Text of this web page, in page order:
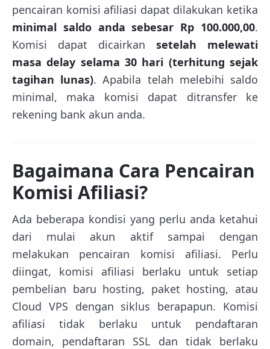
pencairan komisi afiliasi dapat dilakukan ketika
minimal saldo anda sebesar Rp 100.000,00.
Komisi dapat dicairkan setelah melewati
masa delay selama 30 hari (terhitung sejak
tagihan lunas). Apabila telah melebihi saldo
minimal, maka komisi dapat ditransfer ke
rekening bank akun anda.
Bagaimana Cara Pencairan
Komisi Afiliasi?
Ada beberapa kondisi yang perlu anda ketahui
dari mulai akun aktif sampai dengan
melakukan pencairan komisi afiliasi. Perlu
diingat, komisi afiliasi berlaku untuk setiap
pembelian baru hosting, paket hosting, atau
Cloud VPS dengan siklus berapapun. Komisi
afiliasi tidak berlaku untuk pendaftaran
domain, pendaftaran SSL dan tidak berlaku